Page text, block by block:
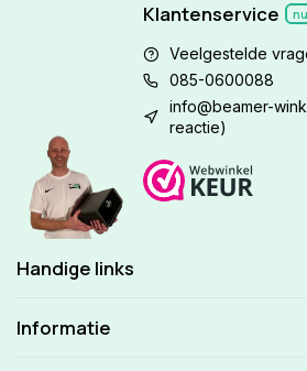
Klantenservice
Veelgestelde
085-0600088
info@beamer-
reactie)
Handige links
Informatie